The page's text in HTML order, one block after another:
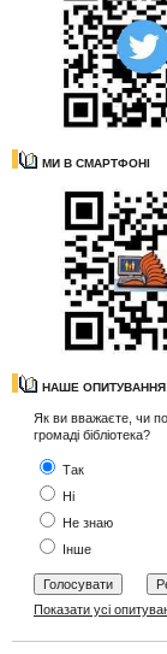
МИ В СМАРТФОНІ
НАШЕ ОПИТУВАННЯ
Як ви вважаєте, чи
громаді бібліотека?
Так
Ні
Не знаю
Інше
Показати усі